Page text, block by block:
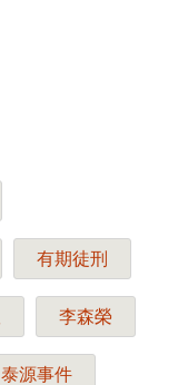
有期徒刑
李森榮
泰源事件